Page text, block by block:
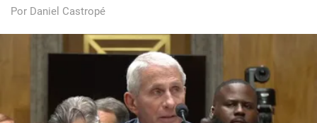
Por Daniel Castropé